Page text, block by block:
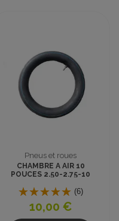
Pneus et roues
CHAMBRE A AIR 10
POUCES 2.50-2.75-10
(6)
10,00 €